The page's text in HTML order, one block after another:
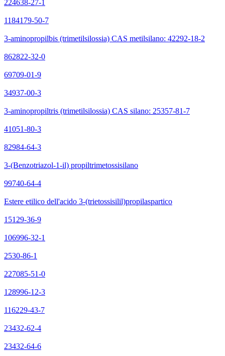
224638-27-1
1184179-50-7
3-aminopropilbis (trimetilsilossia) CAS metilsilano: 42292-18-2
862822-32-0
69709-01-9
34937-00-3
3-aminopropiltris (trimetilsilossia) CAS silano: 25357-81-7
41051-80-3
82984-64-3
3-(Benzotriazol-1-il) propiltrimetossisilano
99740-64-4
Estere etilico dell'acido 3-(trietossisilil)propilaspartico
15129-36-9
106996-32-1
2530-86-1
227085-51-0
128996-12-3
116229-43-7
23432-62-4
23432-64-6